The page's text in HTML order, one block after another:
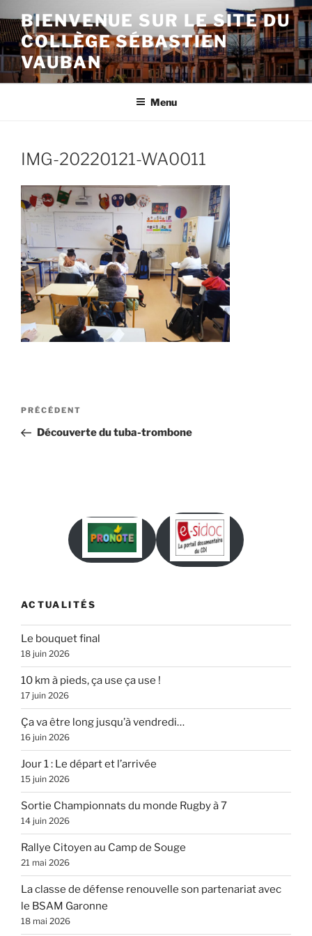
au
contenu
principal
BIENVENUE SUR LE SITE DU
COLLÈGE SÉBASTIEN
VAUBAN
Menu
IMG-20220121-WA0011
Navigation
l’article
Article
précédent
PRÉCÉDENT
Découverte du tuba-trombone
ACTUALITÉS
Le bouquet final
18 juin 2026
10 km à pieds, ça use ça use !
17 juin 2026
Ça va être long jusqu’à vendredi…
16 juin 2026
Jour 1 : Le départ et l’arrivée
15 juin 2026
Sortie Championnats du monde Rugby à 7
14 juin 2026
Rallye Citoyen au Camp de Souge
21 mai 2026
La classe de défense renouvelle son partenariat avec
le BSAM Garonne
18 mai 2026